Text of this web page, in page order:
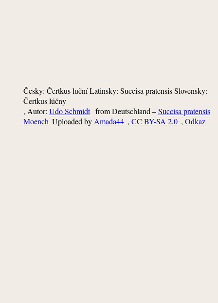
Česky: Čertkus luční Latinsky: Succisa pratensis Slovensky:
Čertkus lúčny
, Autor: Udo Schmidt from Deutschland –Succisa pratensis
Moench Uploaded by Amada44 , CC BY-SA 2.0 , Odkaz